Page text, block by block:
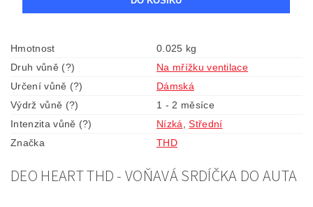
Hmotnost
0.025 kg
Druh vůně (?)
Na mřížku ventilace
Určení vůně (?)
Dámská
Výdrž vůně (?)
1 - 2 měsíce
Intenzita vůně (?)
Nízká,Střední
Značka
THD
DEO HEART THD - VOŇAVÁ SRDÍČKA DO AUTA